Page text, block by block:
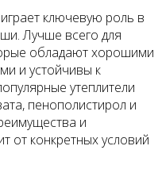
ключевую роль в
Лучше всего для
обладают хорошими
и устойчивы к
утеплители
пенополистирол и
и
от конкретных условий